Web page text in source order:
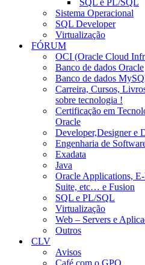
SQL e PL/SQL
Sistema Operacional
SQL Developer
Virtualização
FÓRUM
OCI (Oracle Cloud
Banco de dados Oracle
Banco de dados
Carreira, Cursos,
sobre tecnologia !
Certificação em
Oracle
Developer,Designer e
Engenharia de
Exadata
Java
Oracle Applications,
Suite, etc… e Fusion
SQL e PL/SQL
Virtualização
Web – Servers e
Outros
CLV
Avisos
Café com o GPO